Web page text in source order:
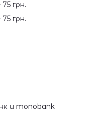
грн.
грн.
и monobank